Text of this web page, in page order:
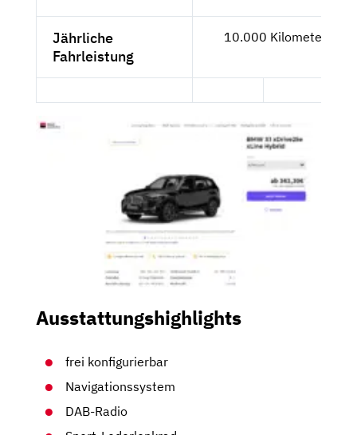
Jährliche
Fahrleistung
10.000 Kilometer
Ausstattungshighlights
frei konfigurierbar
Navigationssystem
DAB-Radio